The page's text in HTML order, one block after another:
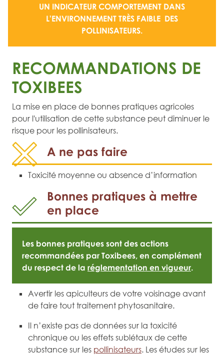
UN INDICATEUR COMPORTEMENT DANS
L'ENVIRONNEMENT TRÈS FAIBLE DES
POLLINISATEURS.
RECOMMANDATIONS DE
TOXIBEES
La mise en place de bonnes pratiques agricoles
pour l'utilisation de cette substance peut diminuer le
risque pour les pollinisateurs.
A ne pas faire
Toxicité moyenne ou absence d’information
Bonnes pratiques à mettre
en place
Les bonnes pratiques sont des actions
recommandées par Toxibees, en complément
du respect de la réglementation en vigueur.
Avertir les apiculteurs de votre voisinage avant
de faire tout traitement phytosanitaire.
Il n’existe pas de données sur la toxicité
chronique ou les effets sublétaux de cette
substance sur les pollinisateurs. Les études sur les